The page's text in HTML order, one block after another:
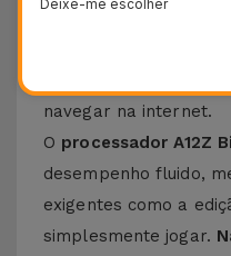
imagem alta para
imagens, assistir
navegar na internet.
O processador A12Z
desempenho fluido,
exigentes como a
simplesmente jogar.
Deixe-me escolher